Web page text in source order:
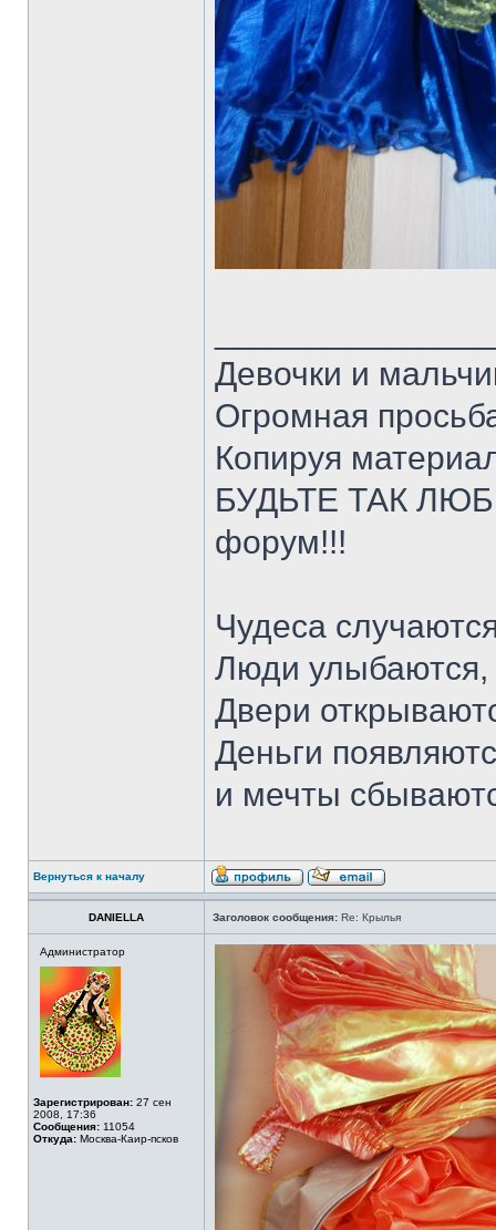
Девочки и
Огромная
Копируя
БУДЬТЕ ТАК
форум!!!
Чудеса
Люди улыбаются,
Двери
Деньги
и мечты
Вернуться к началу
DANIELLA Заголовок сообщения: Re: Крылья
Администратор
Зарегистрирован: 27 сен
2008, 17:36
Сообщения: 11054
Откуда: Москва-Каир-псков